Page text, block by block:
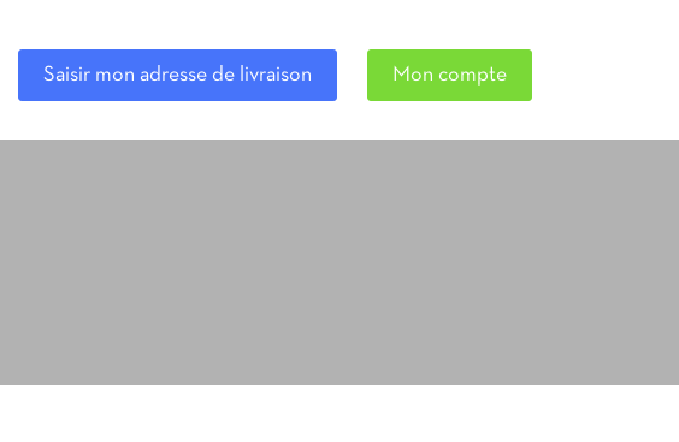
Saisir mon adresse de livraison Mon compte